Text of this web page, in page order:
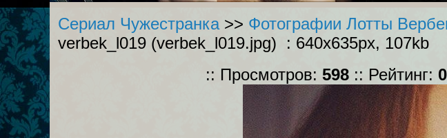
Сериал Чужестранка>> Фотографии Лотты
verbek_l019 (verbek_l019.jpg) : 640x635px, 107kb
:: Просмотров: 598:: Рейтинг: